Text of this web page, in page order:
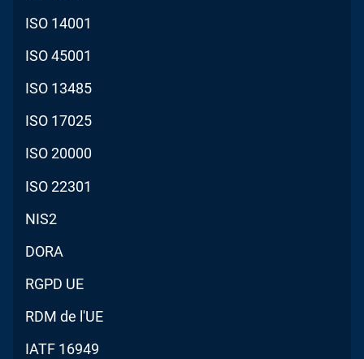
ISO 14001
ISO 45001
ISO 13485
ISO 17025
ISO 20000
ISO 22301
NIS2
DORA
RGPD UE
RDM de l'UE
IATF 16949